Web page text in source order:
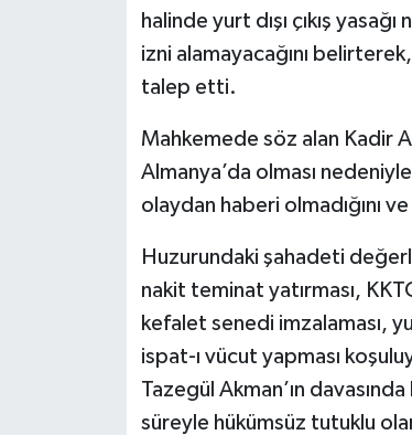
halinde yurt dışı çıkış
izni alamayacağını
talep etti.
Mahkemede söz alan Kadir
Almanya’da olması
olaydan haberi olmadığını
Huzurundaki şahadeti
nakit teminat yatırması,
kefalet senedi imzalaması,
ispat-ı vücut yapması
Tazegül Akman’ın
süreyle hükümsüz tutuklu